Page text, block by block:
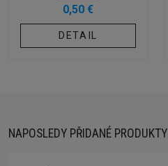
0,50 €
DETAIL
NAPOSLEDY PŘIDANÉ PRODUKTY